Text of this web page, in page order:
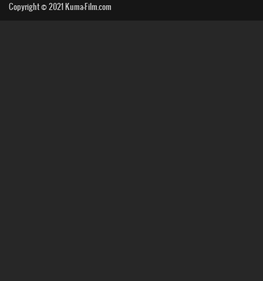
Copyright © 2021Kuma-Film.com